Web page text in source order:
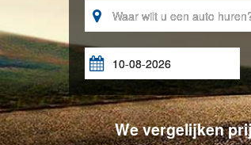


We vergelijken